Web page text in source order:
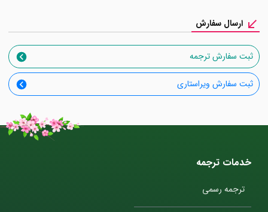
ارسال سفارش
ثبت سفارش ترجمه
ثبت سفارش ویراستاری
خدمات ترجمه
ترجمه رسمی